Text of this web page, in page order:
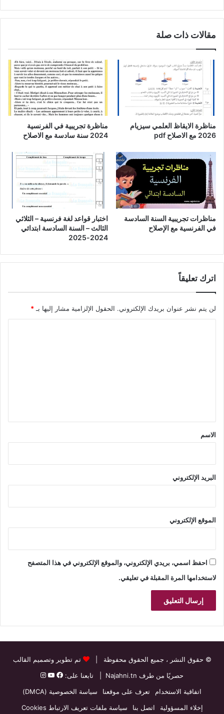
مقالات ذات صلة
مناظرة الايقاظ العلمي سيزيام
2026 مع الاصلاح pdf
مناظرة تجريبية في الفرنسية
2024 سنة سادسة مع الاصلاح
مناظرات تجريبية السنة السادسة
في الفرنسية مع الإصلاح
اختبار قواعد لغة فرنسية – الثلاثي
الثالث – السنة السادسة ابتدائي
2024-2025
اترك تعليقاً
لن يتم نشر عنوان بريدك الإلكتروني. الحقول الإلزامية مشار إليها بـ *
*
الاسم
البريد الإلكتروني
الموقع الإلكتروني
احفظ اسمي، بريدي الإلكتروني، والموقع الإلكتروني في هذا المتصفح
لاستخدامها المرة المقبلة في تعليقي.
© حقوق النشر ، جميع الحقوق محفوظة |
تم تطوير وتصميم القالب
حصريًا من طرف Najahni.tn | تابعنا على:
اتفاقية الاستخدام
تعرف على موقعنا
سياسة الخصوصية (DMCA)
إخلاء المسؤولية
اتصل بنا سياسة ملفات تعريف الارتباط Cookies